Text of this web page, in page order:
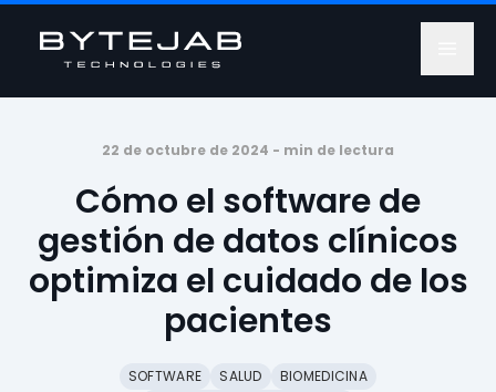
22 de octubre de 2024 - min de lectura
Cómo el software de
gestión de datos clínicos
optimiza el cuidado de los
pacientes
SOFTWARE SALUD
BIOMEDICINA